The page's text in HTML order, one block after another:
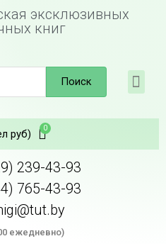
эксклюзивных
книг
Поиск
руб)
239-43-93
765-43-93
ежедневно)